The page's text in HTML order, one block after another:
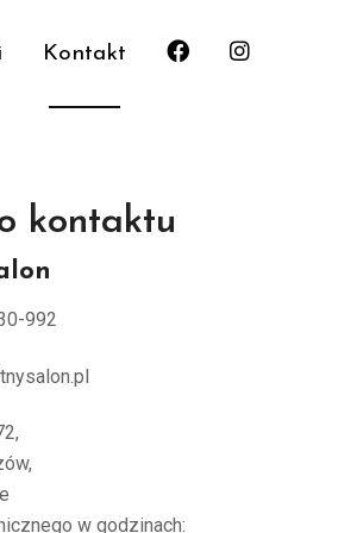
Kontakt
kontaktu
992
w godzinach: